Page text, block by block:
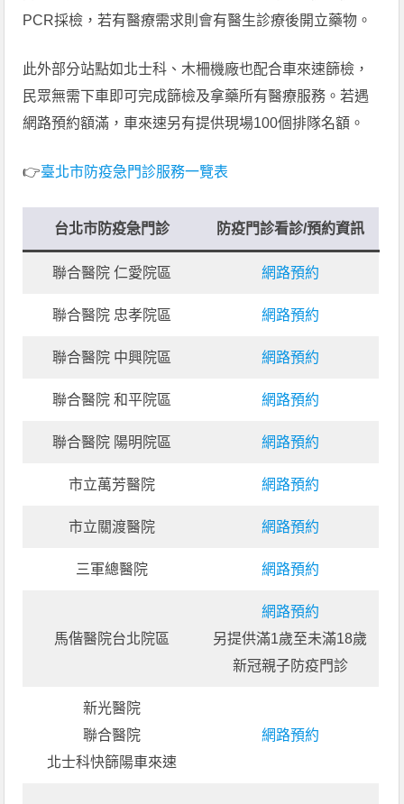
PCR採檢，若有醫療需求則會有醫生診療後開立藥物。
此外部分站點如北士科、木柵機廠也配合車來速篩檢，
民眾無需下車即可完成篩檢及拿藥所有醫療服務。若遇
網路預約額滿，車來速另有提供現場100個排隊名額。
👉臺北市防疫急門診服務一覽表
台北市防疫急門診 防疫門診看診/預約資訊
聯合醫院 仁愛院區 網路預約
聯合醫院 忠孝院區 網路預約
聯合醫院 中興院區 網路預約
聯合醫院 和平院區 網路預約
聯合醫院 陽明院區 網路預約
市立萬芳醫院 網路預約
市立關渡醫院 網路預約
三軍總醫院 網路預約
馬偕醫院台北院區
網路預約
另提供滿1歲至未滿18歲
新冠親子防疫門診
新光醫院
聯合醫院
北士科快篩陽車來速
網路預約